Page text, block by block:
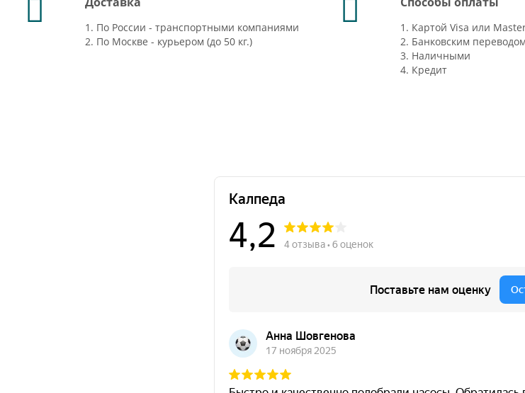
1. По России - транспортными компаниями
2. По Москве - курьером (до 50 кг.)
1. Картой Visa или
2. Банковским переводом
3. Наличными
4. Кредит